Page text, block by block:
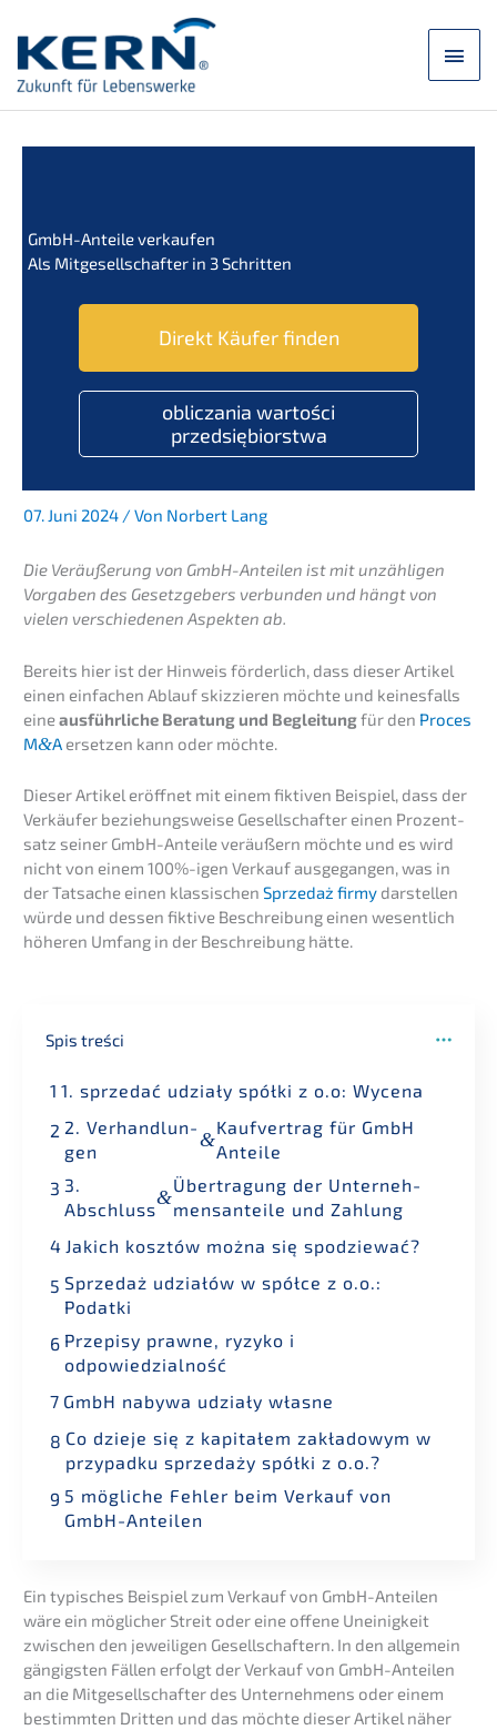
dź
treści
GmbH-Antei­le verkaufen
Als Mitge­sell­schaf­ter in 3 Schritten
Direkt Käufer finden
oblic­za­nia wartości
przedsiębiorstwa
07. Juni 2024 / Von Norbert Lang
Die Veräu­ße­rung von GmbH-Antei­len ist mit unzäh­li­gen
Vorga­ben des Gesetz­ge­bers verbun­den und hängt von
vielen verschie­de­nen Aspek­ten ab.
Bereits hier ist der Hinweis förder­lich, dass dieser Artikel
einen einfa­chen Ablauf skizzie­ren möchte und keines­falls
eineausführ­li­che Beratung und Beglei­tungfür den Proces
M&A erset­zen kann oder möchte.
Dieser Artikel eröff­net mit einem fikti­ven Beispiel, dass der
Verkäu­fer bezie­hungs­wei­se Gesell­schaf­ter einen Prozent­
satz seiner GmbH-Antei­le veräu­ßern möchte und es wird
nicht von einem 100%-igen Verkauf ausge­gan­gen, was in
der Tatsa­che einen klassi­schen Sprze­daż firmy darstel­len
würde und dessen fikti­ve Beschrei­bung einen wesent­lich
höheren Umfang in der Beschrei­bung hätte.
Spis treści
1 1. sprze­dać udziały spółki z o.o: Wycena
2 2. Verhand­lun­
gen
&
Kaufver­trag für GmbH
Anteile
3 3.
Abschluss
&
Übertra­gung der Unter­neh­
mens­an­tei­le und Zahlung
4 Jakich kosztów można się spodziewać?
5 Sprze­daż udziałów w spółce z o.o.:
Podatki
6 Przepi­sy prawne, ryzyko i
odpowiedzialność
7 GmbH nabywa udziały własne
8 Co dzieje się z kapitałem zakła­do­wym w
przypad­ku sprze­daży spółki z o.o.?
9 5 mögli­che Fehler beim Verkauf von
GmbH-Anteilen
Ein typisches Beispiel zum Verkauf von GmbH-Antei­len
wäre ein mögli­cher Streit oder eine offene Uneinig­keit
zwischen den jewei­li­gen Gesell­schaf­tern. In den allge­mein
gängigs­ten Fällen erfolgt der Verkauf von GmbH-Antei­len
an die Mitge­sell­schaf­ter des Unter­neh­mens oder einem
bestimm­ten Dritten und das möchte dieser Artikel näher